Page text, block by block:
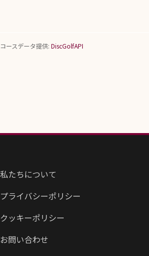
コースデータ提供: DiscGolfAPI
私たちについて
プライバシーポリシー
クッキーポリシー
お問い合わせ